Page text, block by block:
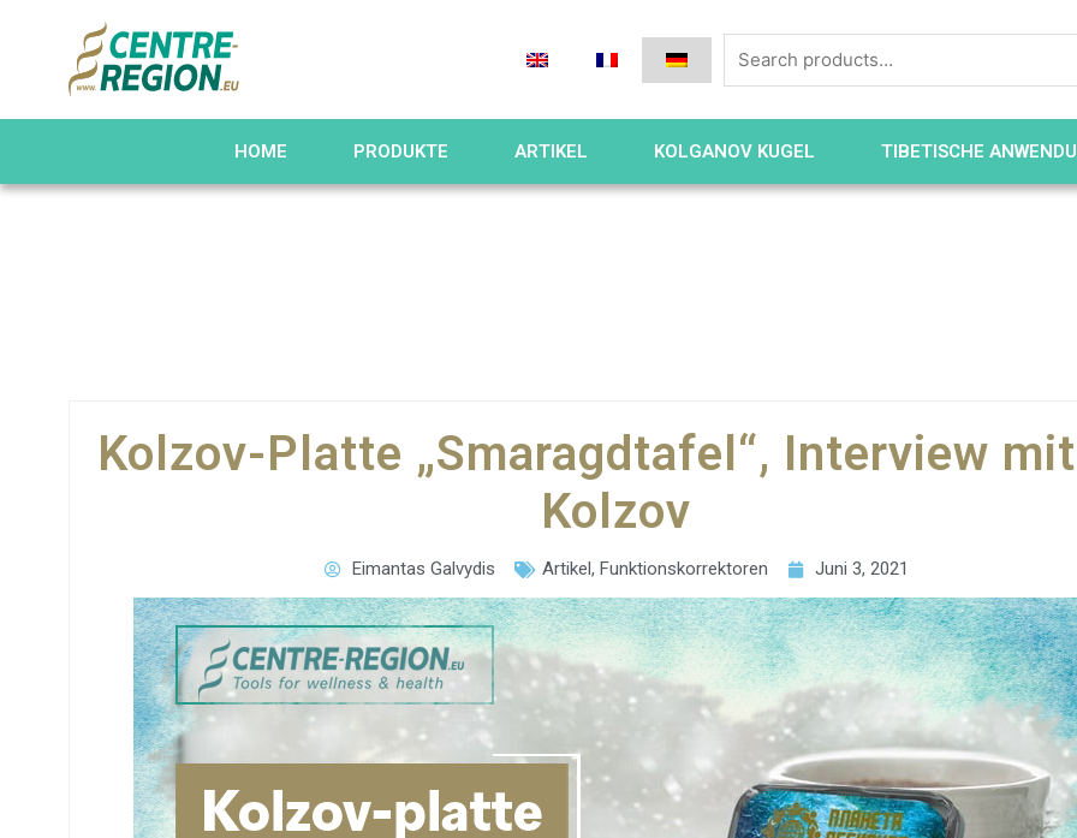
HOME PRODUKTE ARTIKEL KOLGANOV KUGEL TIBETISCHE
Kolzov-Platte „Smaragdtafel“, Interview
Kolzov
Eimantas Galvydis Artikel, Funktionskorrektoren Juni 3, 2021